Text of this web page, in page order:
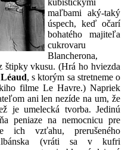
maľbami aký-taký
úspech, keď očarí
bohatého majiteľa
cukrovaru
Blancherona,
štipky vkusu. (Hrá ho hviezda
, s ktorým sa stretneme o
filme Le Havre.) Napriek
ani len nezíde na um, že
je umelecká tvorba. Jedinú
peniaze na nemocnicu pre
ich vzťahu, prerušeného
(vráti sa v kufri